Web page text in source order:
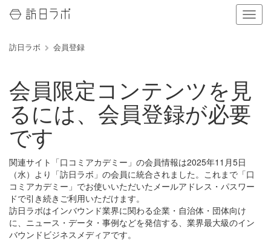
ナ
ビ
の
表
替
え
訪日ラボ 会員登録
会員限定コンテンツを見
るには、会員登録が必要
です
関連サイト「口コミアカデミー」の会員情報は2025年11月5日
（水）より「訪日ラボ」の会員に統合されました。これまで「口
コミアカデミー」でお使いいただいたメールアドレス・パスワー
ドで引き続きご利用いただけます。
訪日ラボはインバウンド業界に関わる企業・自治体・団体向け
に、ニュース・データ・事例などを発信する、業界最大級のイン
バウンドビジネスメディアです。